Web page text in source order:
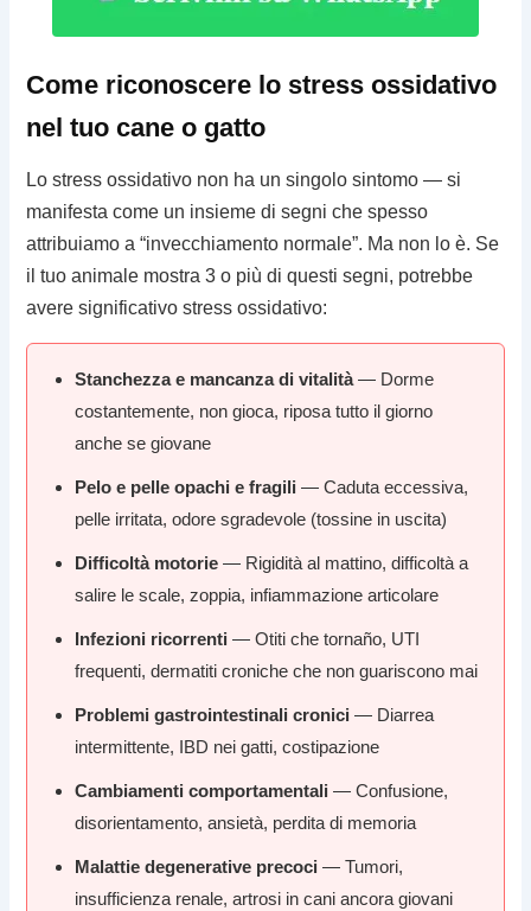
Come riconoscere lo stress ossidativo
nel tuo cane o gatto
Lo stress ossidativo non ha un singolo sintomo — si
manifesta come un insieme di segni che spesso
attribuiamo a “invecchiamento normale”. Ma non lo è. Se
il tuo animale mostra 3 o più di questi segni, potrebbe
avere significativo stress ossidativo:
Stanchezza e mancanza di vitalità— Dorme
costantemente, non gioca, riposa tutto il giorno
anche se giovane
Pelo e pelle opachi e fragili — Caduta eccessiva,
pelle irritata, odore sgradevole (tossine in uscita)
Difficoltà motorie — Rigidità al mattino, difficoltà a
salire le scale, zoppia, infiammazione articolare
Infezioni ricorrenti — Otiti che tornaño, UTI
frequenti, dermatiti croniche che non guariscono mai
Problemi gastrointestinali cronici — Diarrea
intermittente, IBD nei gatti, costipazione
Cambiamenti comportamentali — Confusione,
disorientamento, ansietà, perdita di memoria
Malattie degenerative precoci — Tumori,
insufficienza renale, artrosi in cani ancora giovani